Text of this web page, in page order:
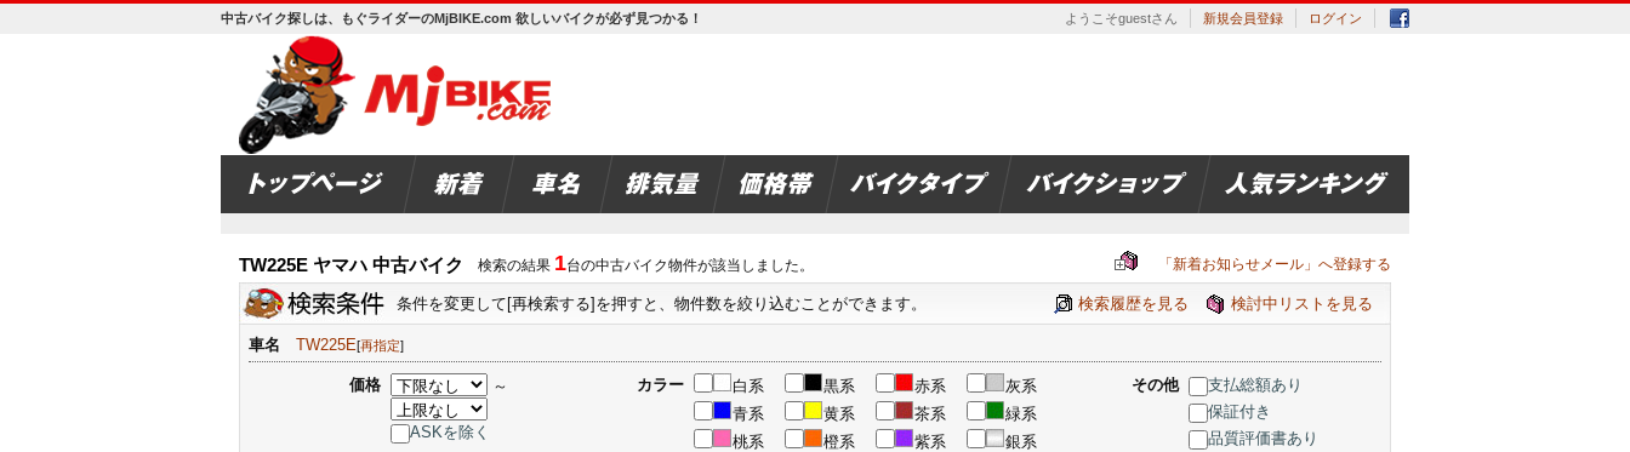
中古バイク探しは、もぐライダーのMjBIKE.com 欲しいバイクが必ず見つかる！ ようこそguestさん 新規会員登録 ログイン
TW225E ヤマハ 中古バイク 検索の結果 1台の中古バイク物件が該当しました。 「新着お知らせメール」へ登録する
条件を変更して[再検索する]を押すと、物件数を絞り込むことができます。 検討中リストを見る
検索履歴を見る
車名 TW225E[再指定]
価格 ～
ASKを除く
カラー 白系 黒系 赤系
灰系
青系
黄系 茶系
緑系
桃系
橙系 紫系
銀系
その他
支払総額あり
保証付き
品質評価書あり